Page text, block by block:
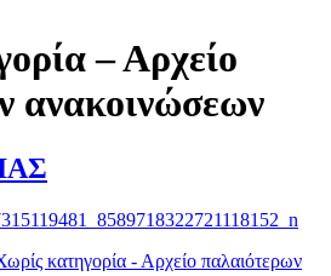
– Αρχείο
ανακοινώσεων
κατηγορία - Αρχείο παλαιότερων